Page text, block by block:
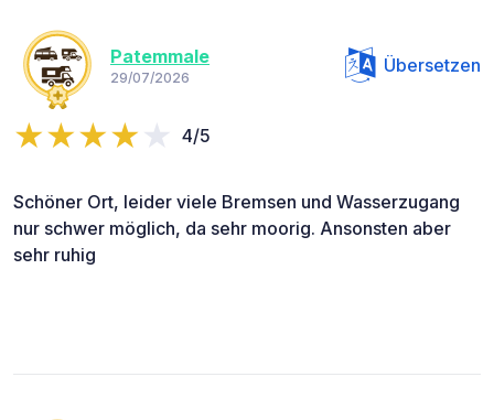
Patemmale
29/07/2026
Übersetzen
4/5
Schöner Ort, leider viele Bremsen und Wasserzugang
nur schwer möglich, da sehr moorig. Ansonsten aber
sehr ruhig